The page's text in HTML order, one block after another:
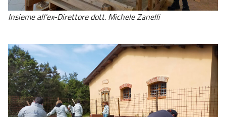
Insieme all'ex-Direttore dott. Michele Zanelli